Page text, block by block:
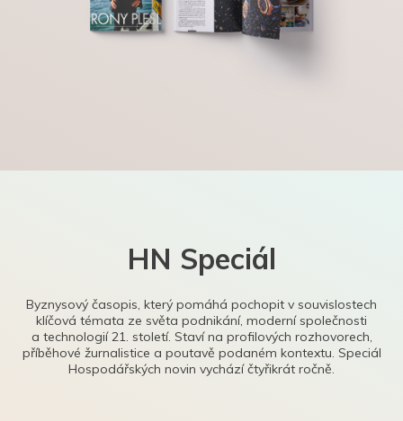
HN Speciál
Byznysový časopis, který pomáhá pochopit v souvislostech
klíčová témata ze světa podnikání, moderní společnosti
a technologií 21. století. Staví na profilových rozhovorech,
příběhové žurnalistice a poutavě podaném kontextu. Speciál
Hospodářských novin vychází čtyřikrát ročně.